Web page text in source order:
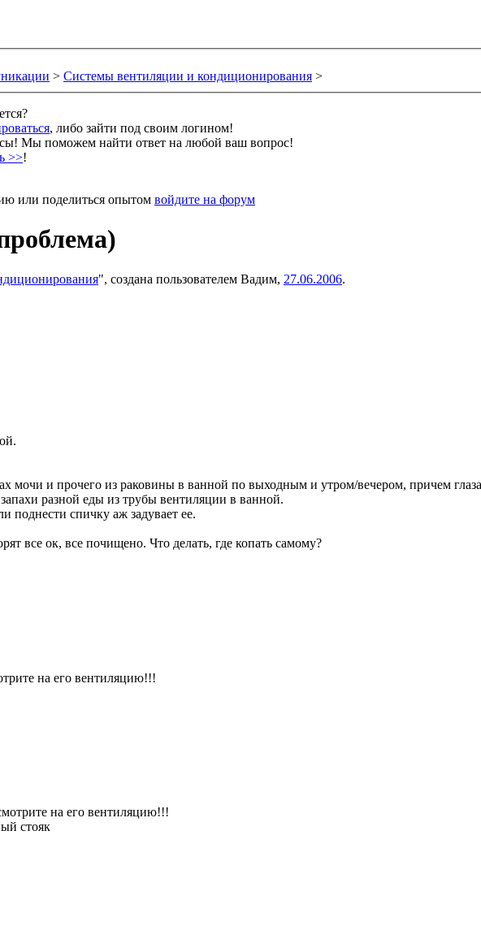
> Системы вентиляции и кондиционирования >
, либо зайти под своим логином!
Мы поможем найти ответ на любой ваш вопрос!
>>!
или поделиться опытом войдите на форум
", создана пользователем Вадим, 27.06.2006.
мочи и прочего из раковины в ванной по выходным и утром/вечером, причем
разной еды из трубы вентиляции в ванной.
поднести спичку аж задувает ее.
все ок, все почищено. Что делать, где копать самому?
на его вентиляцию!!!
на его вентиляцию!!!
стояк